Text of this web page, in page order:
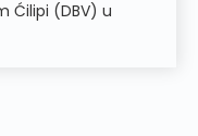
Ćilipi (DBV) u